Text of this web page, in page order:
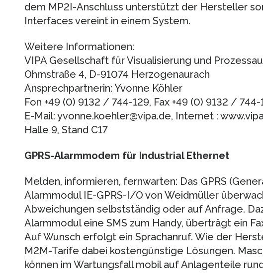
dem MP2I-Anschluss unterstützt der Hersteller
Interfaces ver­eint in einem System.
Weitere Informationen:
VIPA Gesellschaft für Visualisierung und
Ohmstraße 4, D-91074 Herzogenaurach
Ansprechpartnerin: Yvonne Köhler
Fon +49 (0) 9132 / 744-129, Fax +49 (0) 9132 / 744-
E-Mail: yvonne.koehler@vipa.de, Internet :
Halle 9, Stand C17
GPRS-Alarmmodem für Industrial Ethernet
Melden, informieren, fernwarten: Das GPRS
Alarmmodul IE-GPRS-I/O von Weidmüller
Ab­weichungen selbstständig oder auf Anfrage.
Alarmmodul eine SMS zum Handy, überträgt ein
Auf Wunsch erfolgt ein Sprachanruf. Wie der
M2M-Tarife dabei kosten­günstige Lösungen.
können im Wartungsfall mobil auf Anlagenteile